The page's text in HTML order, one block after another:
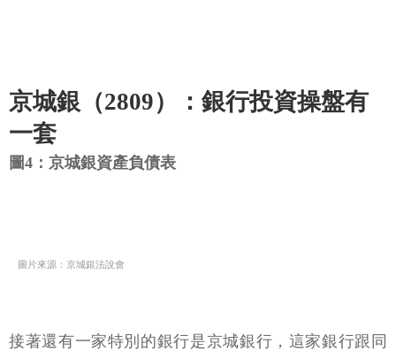
京城銀（2809）：銀行投資操盤有
一套
圖4：京城銀資產負債表
圖片來源：京城銀法說會
接著還有一家特別的銀行是京城銀行，這家銀行跟同